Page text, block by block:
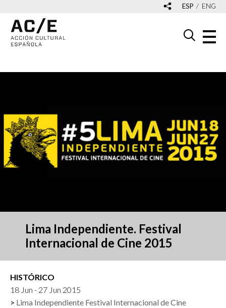
ESP ENG
Lima Independiente. Festival
Internacional de Cine 2015
HISTÓRICO
18 Jun - 27 Jun 2015
Lima Independiente Festival Internacional de Cine